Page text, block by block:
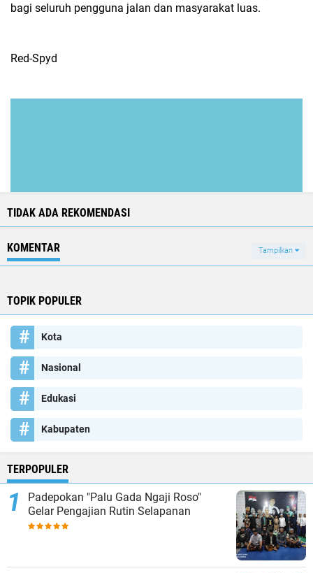
bagi seluruh pengguna jalan dan masyarakat luas.
Red-Spyd
TIDAK ADA REKOMENDASI
KOMENTAR Tampilkan
TOPIK POPULER
Kota
Nasional
Edukasi
Kabupaten
TERPOPULER
Padepokan "Palu Gada Ngaji Roso"
Gelar Pengajian Rutin Selapanan